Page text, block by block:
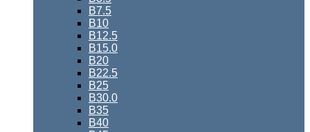
В7.5
В10
В12.5
В15.0
В20
В22.5
В25
В30.0
В35
В40